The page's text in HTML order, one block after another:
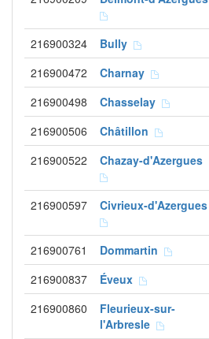
216900324 Bully
216900472 Charnay
216900498 Chasselay
216900506 Châtillon
216900522 Chazay-d'Azergues
216900597 Civrieux-d'Azergues
216900761 Dommartin
216900837 Éveux
216900860
Fleurieux-sur-
l'Arbresle